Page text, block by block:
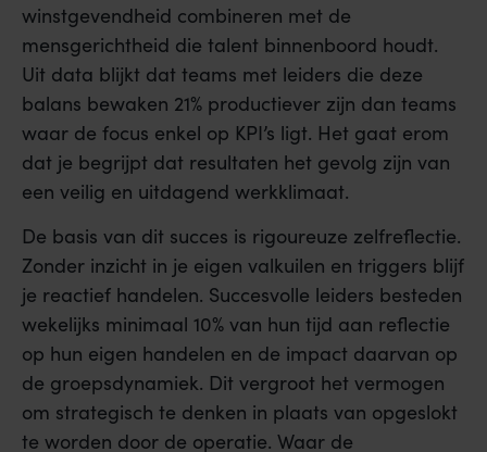
winstgevendheid combineren met de
mensgerichtheid die talent binnenboord houdt.
Uit data blijkt dat teams met leiders die deze
balans bewaken 21% productiever zijn dan teams
waar de focus enkel op KPI’s ligt. Het gaat erom
dat je begrijpt dat resultaten het gevolg zijn van
een veilig en uitdagend werkklimaat.
De basis van dit succes is rigoureuze zelfreflectie.
Zonder inzicht in je eigen valkuilen en triggers blijf
je reactief handelen. Succesvolle leiders besteden
wekelijks minimaal 10% van hun tijd aan reflectie
op hun eigen handelen en de impact daarvan op
de groepsdynamiek. Dit vergroot het vermogen
om strategisch te denken in plaats van opgeslokt
te worden door de operatie. Waar de